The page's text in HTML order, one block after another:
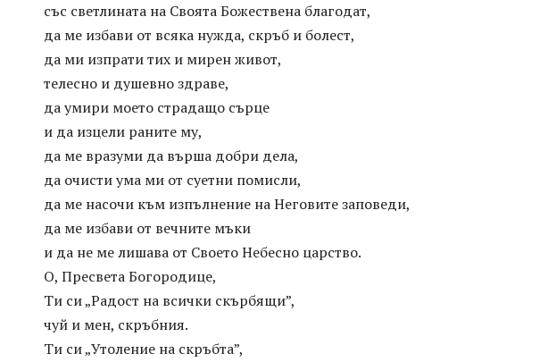
със светлината на Своята Божествена благодат,
да ме избави от всяка нужда, скръб и болест,
да ми изпрати тих и мирен живот,
телесно и душевно здраве,
да умири моето страдащо сърце
и да изцели раните му,
да ме вразуми да върша добри дела,
да очисти ума ми от суетни помисли,
да ме насочи към изпълнение на Неговите заповеди,
да ме избави от вечните мъки
и да не ме лишава от Своето Небесно царство.
О, Пресвета Богородице,
Ти си „Радост на всички скърбящи”,
чуй и мен, скръбния.
Ти си „Утоление на скръбта”,